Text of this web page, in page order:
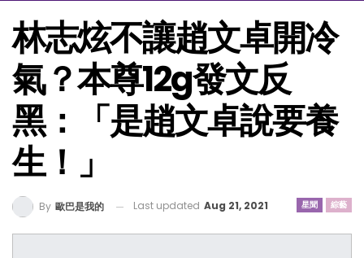
林志炫不讓趙文卓開冷
氣？本尊12g發文反
黑：「是趙文卓說要養
生！」
星聞 綜藝
By 歐巴是我的 Last updated Aug 21, 2021